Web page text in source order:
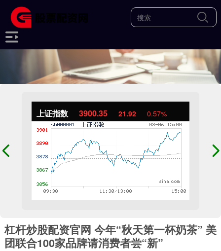
上证指数 3900.35 21.92 0.57%
杠杆炒股配资官网 今年“秋天第一杯奶茶” 美
团联合100家品牌请消费者尝“新”